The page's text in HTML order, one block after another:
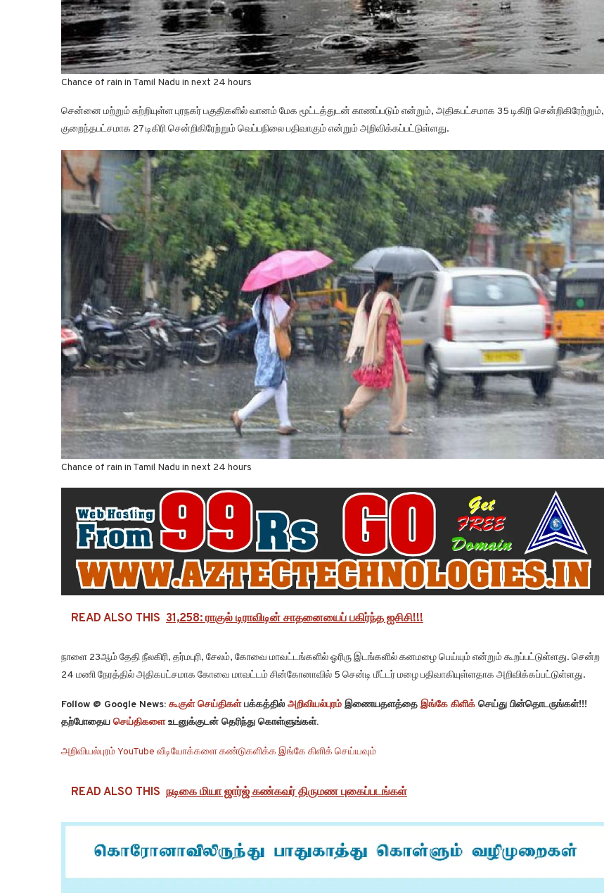
Chance of rain in Tamil Nadu in next 24 hours
சென்னை மற்றும் சுற்றியுள்ள புரநகர் பகுதிகளில் வானம் மேக மூட்டத்துடன் காணப்படும் என்றும், அதிகபட்சமாக 35 டிகிரி சென்றிகிரேற்றும்,
குறைந்தபட்சமாக 27 டிகிரி சென்றிகிரேற்றும் வெப்பநிலை பதிவாகும் என்றும் அறிவிக்கப்பட்டுள்ளது.
Chance of rain in Tamil Nadu in next 24 hours
READ ALSO THIS 31,258: ராகுல் டிராவிடின் சாதனையைப் பகிர்ந்த ஐசிசி!!!
நாளை 23ஆம் தேதி நீலகிரி, தர்மபுரி, சேலம், கோவை மாவட்டங்களில் ஓரிரு இடங்களில் கனமழை பெய்யும் என்றும் கூறப்பட்டுள்ளது. சென்ற
24 மணி நேரத்தில் அதிகபட்சமாக கோவை மாவட்டம் சின்கோனாவில் 5 சென்டி மீட்டர் மழை பதிவாகியுள்ளதாக அறிவிக்கப்பட்டுள்ளது.
Follow @ Google News: கூகுள் செய்திகள்பக்கத்தில் அறிவியல்புரம் இணையதளத்தை இங்கே கிளிக் செய்து பின்தொடருங்கள்!!!
தற்போதைய செய்திகளைஉடனுக்குடன் தெரிந்து கொள்ளுங்கள்.
அறிவியல்புரம் YouTube வீடியோக்களை கண்டுகளிக்க இங்கே கிளிக் செய்யவும்
READ ALSO THIS நடிகை மியா ஜார்ஜ் கண்கவர் திருமண புகைப்படங்கள்